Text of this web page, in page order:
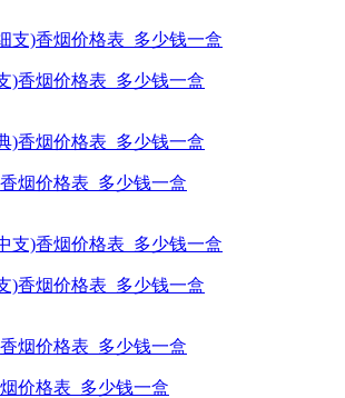
)香烟价格表_多少钱一盒
烟价格表_多少钱一盒
)香烟价格表_多少钱一盒
价格表_多少钱一盒